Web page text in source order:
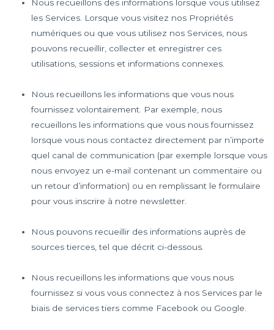
Nous recueillons des informations lorsque vous utilisez
les Services. Lorsque vous visitez nos Propriétés
numériques ou que vous utilisez nos Services, nous
pouvons recueillir, collecter et enregistrer ces
utilisations, sessions et informations connexes.
Nous recueillons les informations que vous nous
fournissez volontairement. Par exemple, nous
recueillons les informations que vous nous fournissez
lorsque vous nous contactez directement par n’importe
quel canal de communication (par exemple lorsque vous
nous envoyez un e-mail contenant un commentaire ou
un retour d’information) ou en remplissant le formulaire
pour vous inscrire à notre newsletter.
Nous pouvons recueillir des informations auprès de
sources tierces, tel que décrit ci-dessous.
Nous recueillons les informations que vous nous
fournissez si vous vous connectez à nos Services par le
biais de services tiers comme Facebook ou Google.